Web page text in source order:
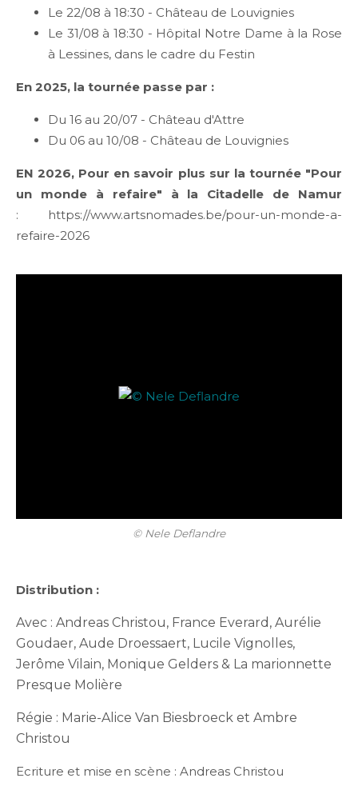
Le 22/08 à 18:30 - Château de Louvignies
Le 31/08 à 18:30 - Hôpital Notre Dame à la Rose
à Lessines, dans le cadre du Festin
En 2025, la tournée passe par :
Du 16 au 20/07 - Château d'Attre
Du 06 au 10/08 - Château de Louvignies
EN 2026, Pour en savoir plus sur la tournée "Pour
un monde à refaire" à la Citadelle de Namur
: https://www.artsnomades.be/pour-un-monde-a-
refaire-2026
© Nele Deflandre
Distribution :
Avec : Andreas Christou, France Everard, Aurélie
Goudaer, Aude Droessaert, Lucile
Jerôme Vilain, Monique Gelders &
Presque Molière
Régie : Marie-Alice Van Biesbroeck et Ambre
Christou
Ecriture et mise en scène : Andreas Christou